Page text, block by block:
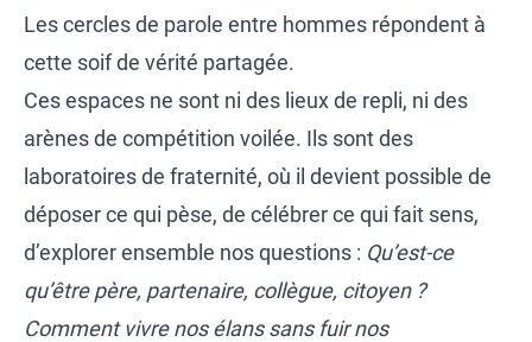
Les cercles de parole entre hommes répondent à
cette soif de vérité partagée.
Ces espaces ne sont ni des lieux de repli, ni des
arènes de compétition voilée. Ils sont des
laboratoires de fraternité, où il devient possible de
déposer ce qui pèse, de célébrer ce qui fait sens,
d’explorer ensemble nos questions : Qu’est-ce
qu’être père, partenaire, collègue, citoyen ?
Comment vivre nos élans sans fuir nos